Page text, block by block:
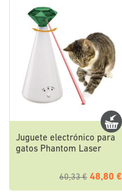
Juguete electrónico para
gatos Phantom Laser
60,33 € 48,80 €